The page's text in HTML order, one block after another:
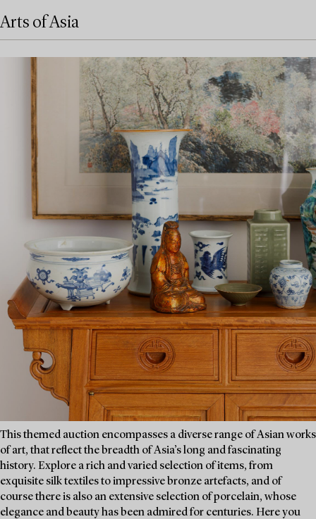
Arts of Asia
This themed auction encompasses a diverse range of Asian works
of art, that reflect the breadth of Asia’s long and fascinating
history. Explore a rich and varied selection of items, from
exquisite silk textiles to impressive bronze artefacts, and of
course there is also an extensive selection of porcelain, whose
elegance and beauty has been admired for centuries. Here you